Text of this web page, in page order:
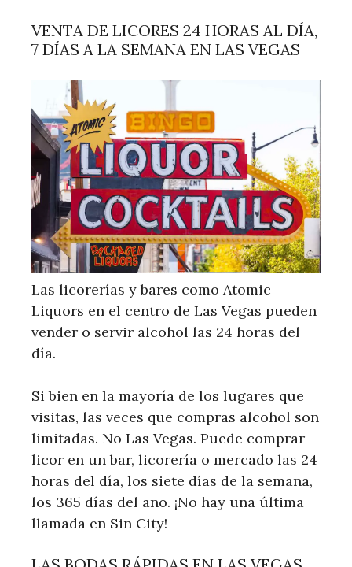
VENTA DE LICORES 24 HORAS AL DÍA,
7 DÍAS A LA SEMANA EN LAS VEGAS
Las licorerías y bares como Atomic
Liquors en el centro de Las Vegas pueden
vender o servir alcohol las 24 horas del
día.
Si bien en la mayoría de los lugares que
visitas, las veces que compras alcohol son
limitadas. No Las Vegas. Puede comprar
licor en un bar, licorería o mercado las 24
horas del día, los siete días de la semana,
los 365 días del año. ¡No hay una última
llamada en Sin City!